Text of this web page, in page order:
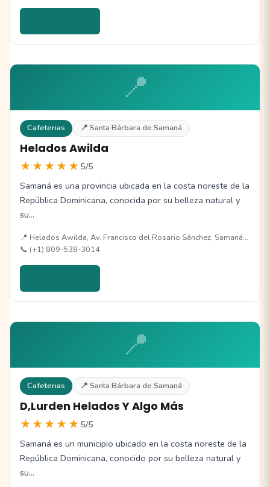
📍
Cafeterias 📍 Santa Bárbara de Samaná
Helados Awilda
★★★★★ 5/5
Samaná es una provincia ubicada en la costa noreste de la
República Dominicana, conocida por su belleza natural y
su…
📍 Helados Awilda, Av. Francisco del Rosario Sánchez, Samaná…
📞 (+1) 809-538-3014
📍
Cafeterias 📍 Santa Bárbara de Samaná
D,Lurden Helados Y Algo Más
★★★★★ 5/5
Samaná es un municipio ubicado en la costa noreste de la
República Dominicana, conocido por su belleza natural y
su…